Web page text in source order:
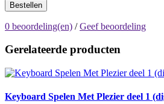
Bestellen
0 beoordeling(en) /Geef beoordeling
Gerelateerde producten
Keyboard Spelen Met Plezier deel 1